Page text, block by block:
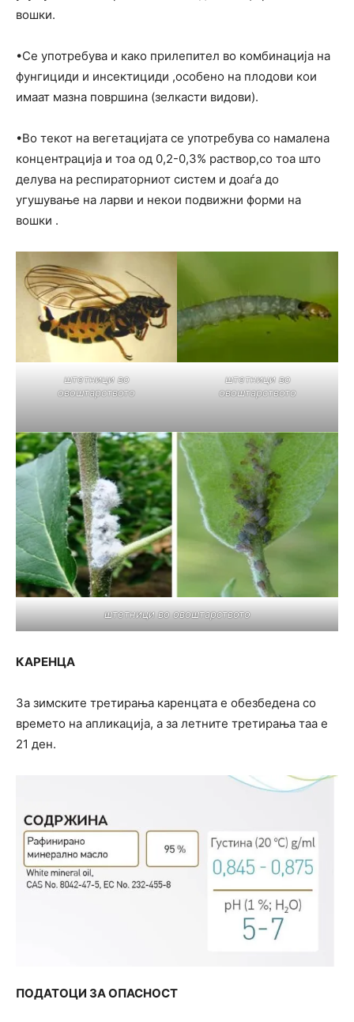
вошки.
•Се употребува и како прилепител во комбинација на
фунгициди и инсектициди ,особено на плодови кои
имаат мазна површина (зелкасти видови).
•Во текот на вегетацијата се употребува со намалена
концентрација и тоа од 0,2-0,3% раствор,со тоа што
делува на респираторниот систем и доаѓа до
угушување на ларви и некои подвижни форми на
вошки .
штетници во
овоштарството
штетници во
овоштарството
штетници во овоштарството
КАРЕНЦА
За зимските третирања каренцата е обезбедена со
времето на апликација, а за летните третирања таа е
21 ден.
ПОДАТОЦИ ЗА ОПАСНОСТ